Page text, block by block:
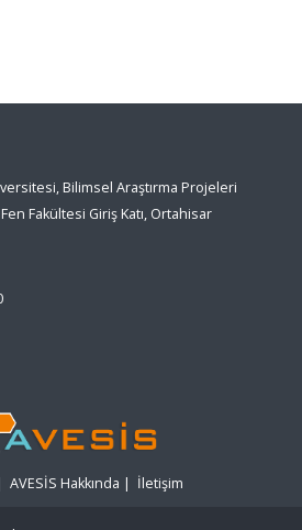
Bilimsel Araştırma Projeleri
Fakültesi Giriş Katı, Ortahisar
AVESİS Hakkında | İletişim